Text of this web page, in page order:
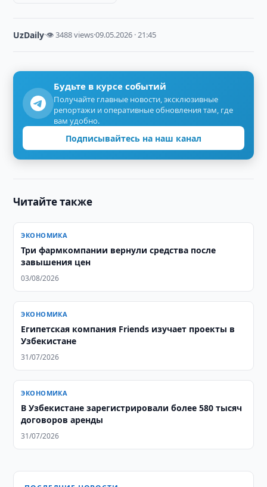
UzDaily·👁 3488 views·09.05.2026 · 21:45
Будьте в курсе событий
Получайте главные новости, эксклюзивные
репортажи и оперативные обновления там, где
вам удобно.
Подписывайтесь на наш канал
Читайте также
ЭКОНОМИКА
Три фармкомпании вернули средства после
завышения цен
03/08/2026
ЭКОНОМИКА
Египетская компания Friends изучает проекты в
Узбекистане
31/07/2026
ЭКОНОМИКА
В Узбекистане зарегистрировали более 580 тысяч
договоров аренды
31/07/2026